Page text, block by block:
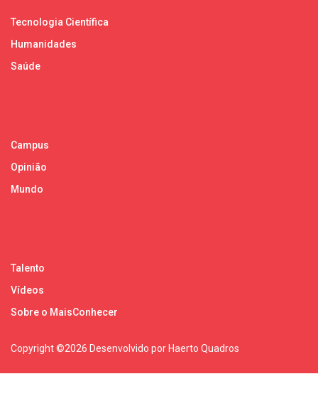
Tecnologia Científica
Humanidades
Saúde
Campus
Opinião
Mundo
Talento
Vídeos
Sobre o MaisConhecer
Copyright ©2026 Desenvolvido por Haerto Quadros